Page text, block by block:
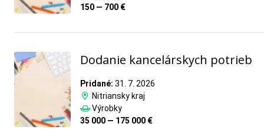
150 — 700 €
Dodanie kancelárskych potrieb
Pridané: 31. 7. 2026
Nitriansky kraj
Výrobky
35 000 — 175 000 €